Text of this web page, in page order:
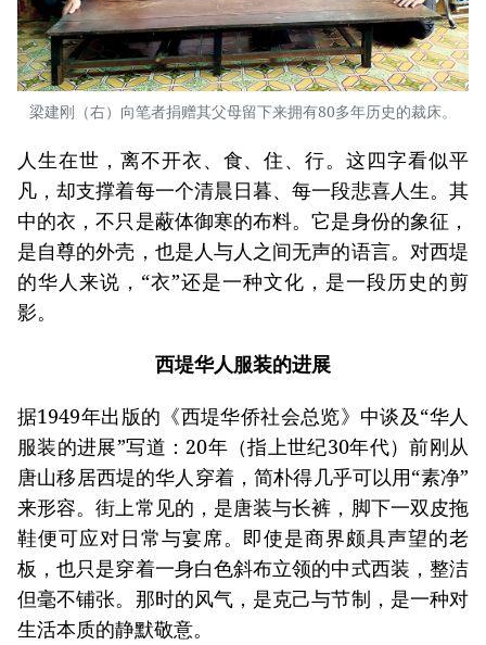
梁建刚（右）向笔者捐赠其父母留下来拥有80多年历史的裁床。
人生在世，离不开衣、食、住、行。这四字看似平
凡，却支撑着每一个清晨日暮、每一段悲喜人生。其
中的衣，不只是蔽体御寒的布料。它是身份的象征，
是自尊的外壳，也是人与人之间无声的语言。对西堤
的华人来说，“衣”还是一种文化，是一段历史的剪
影。
西堤华人服装的进展
据1949年出版的《西堤华侨社会总览》中谈及“华人
服装的进展”写道：20年（指上世纪30年代）前刚从
唐山移居西堤的华人穿着，简朴得几乎可以用“素净”
来形容。街上常见的，是唐装与长裤，脚下一双皮拖
鞋便可应对日常与宴席。即使是商界颇具声望的老
板，也只是穿着一身白色斜布立领的中式西装，整洁
但毫不铺张。那时的风气，是克己与节制，是一种对
生活本质的静默敬意。